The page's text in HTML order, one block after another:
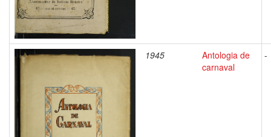
1945
Antologia de
carnaval
-